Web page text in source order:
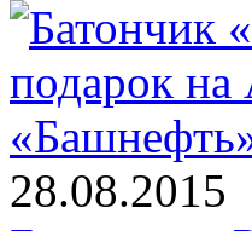
28.08.2015